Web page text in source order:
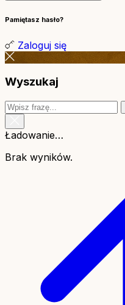
Pamiętasz hasło?
Zaloguj się
Wyszukaj
Ładowanie…
Brak wyników.